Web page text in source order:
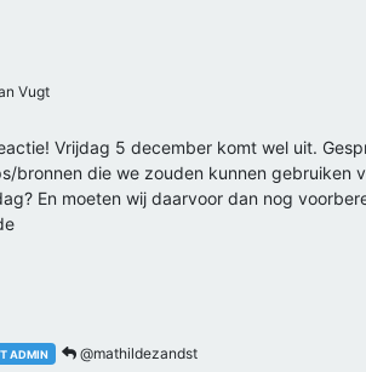
Vugt
Vrijdag 5 december komt wel uit.
bronnen die we zouden kunnen
En moeten wij daarvoor dan nog
ADMIN @mathildezandst